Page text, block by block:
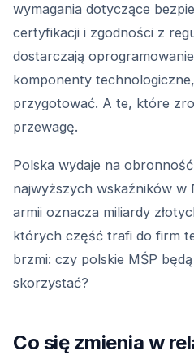
wymagania dotyczące
certyfikacji i zgodności z
dostarczają
komponenty
przygotować. A te, które
przewagę.
Polska wydaje na
najwyższych wskaźników w
armii oznacza miliardy
których część trafi do firm
brzmi: czy polskie MŚP
skorzystać?
Co się zmienia w